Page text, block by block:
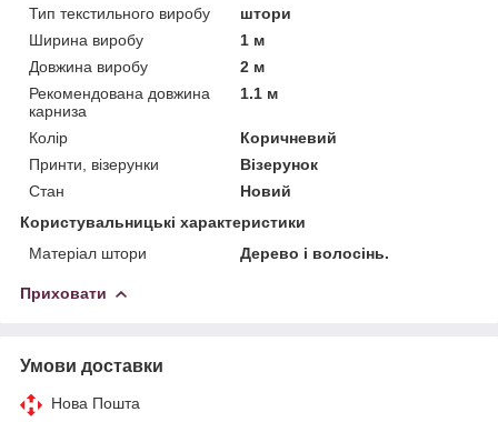
Тип текстильного виробу
штори
Ширина виробу
1 м
Довжина виробу
2 м
Рекомендована довжина
карниза
1.1 м
Колір
Коричневий
Принти, візерунки
Візерунок
Стан
Новий
Користувальницькі характеристики
Матеріал штори
Дерево і волосінь.
Приховати
Умови доставки
Нова Пошта